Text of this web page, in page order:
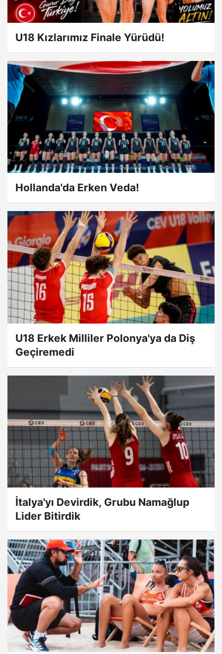
U18 Kızlarımız Finale Yürüdü!
Hollanda'da Erken Veda!
U18 Erkek Milliler Polonya'ya da Diş
Geçiremedi
İtalya'yı Devirdik, Grubu Namağlup
Lider Bitirdik